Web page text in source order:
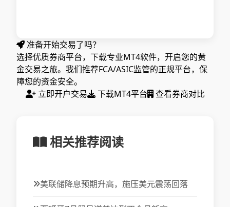
准备开始交易了吗？
选择优质券商平台，下载专业MT4软件，开启您的黄
金交易之旅。我们推荐FCA/ASIC监管的正规平台，保
障您的资金安全。
立即开户交易
下载MT4平台 查看券商对比
相关推荐阅读
美联储降息预期升高，施压美元震荡回落